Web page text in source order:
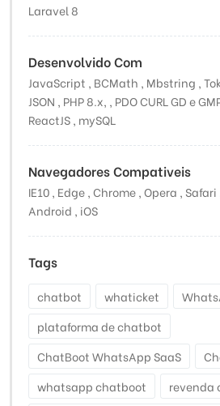
Laravel 8
Desenvolvido Com
JavaScript , BCMath , Mbstring ,
JSON , PHP 8.x, , PDO CURL GD e
ReactJS , mySQL
Navegadores Compativeis
IE10 , Edge , Chrome , Opera , Safari
Android , iOS
Tags
chatbot whaticket
plataforma de chatbot
ChatBoot WhatsApp SaaS
whatsapp chatboot
revenda